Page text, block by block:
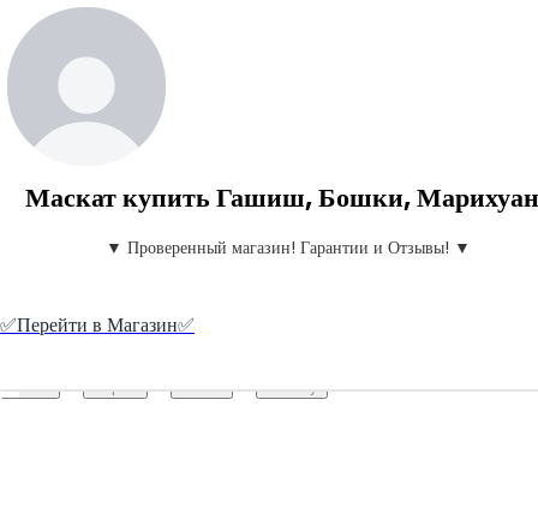
Маскат купить Гашиш, Бошки,
▼ Проверенный магазин! Гарантии и Отзывы! ▼
✅️Перейти в Магазин✅️
About · Report · Terms · Privacy